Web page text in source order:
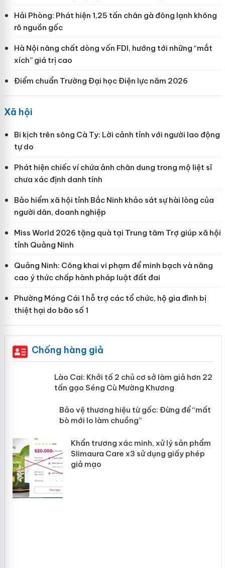
Hải Phòng: Phát hiện 1,25 tấn chân gà đông lạnh không
rõ nguồn gốc
Hà Nội nâng chất dòng vốn FDI, hướng tới những “mắt
xích” giá trị cao
Điểm chuẩn Trường Đại học Điện lực năm 2026
Xã hội
Bi kịch trên sông Cà Ty: Lời cảnh tỉnh với người lao động
tự do
Phát hiện chiếc ví chứa ảnh chân dung trong mộ liệt sĩ
chưa xác định danh tính
Bảo hiểm xã hội tỉnh Bắc Ninh khảo sát sự hài lòng của
người dân, doanh nghiệp
Miss World 2026 tặng quà tại Trung tâm Trợ giúp xã hội
tỉnh Quảng Ninh
Quảng Ninh: Công khai vi phạm để minh bạch và nâng
cao ý thức chấp hành pháp luật đất đai
Phường Móng Cái 1 hỗ trợ các tổ chức, hộ gia đình bị
thiệt hại do bão số 1
Chống hàng giả
Lào Cai: Khởi tố 2 chủ cơ sở làm giả
hơn 22 tấn gạo Séng Cù Mường
Bảo vệ thương hiệu từ gốc: Đừng để
“mất bò mới lo làm chuồng”